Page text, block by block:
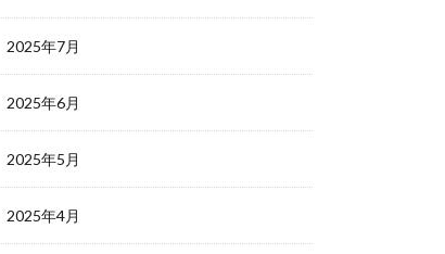
2025年7月
2025年6月
2025年5月
2025年4月